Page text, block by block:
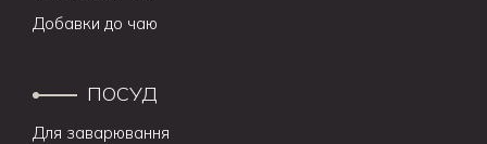
Добавки до чаю
ПОСУД
Для заварювання